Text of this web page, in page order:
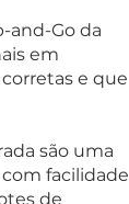
and-Go da
em
e que
são uma
facilidade
de